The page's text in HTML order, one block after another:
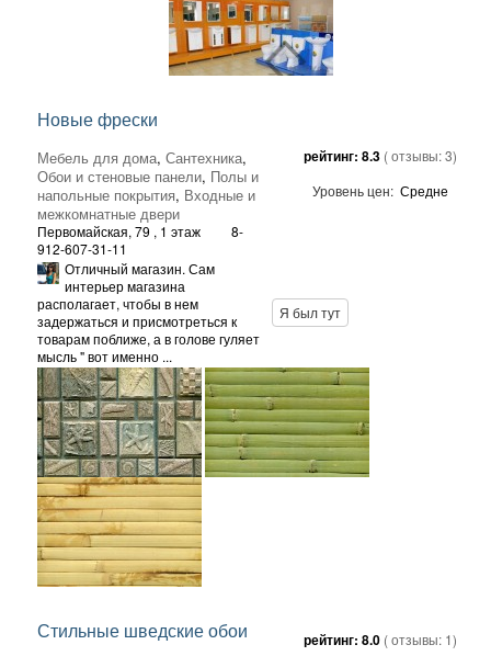
Новые фрески
Мебель для дома, Сантехника,
Обои и стеновые панели, Полы и
напольные покрытия, Входные и
межкомнатные двери
Первомайская, 79 , 1 этаж
8-
912-607-31-11
рейтинг: 8.3 ( отзывы:3)
Уровень цен: Средне
Отличный магазин. Сам
интерьер магазина
располагает, чтобы в нем
задержаться и присмотреться к
товарам поближе, а в голове гуляет
мысль " вот именно ...
Я был тут
Стильные шведские обои рейтинг: 8.0 ( отзывы: 1)